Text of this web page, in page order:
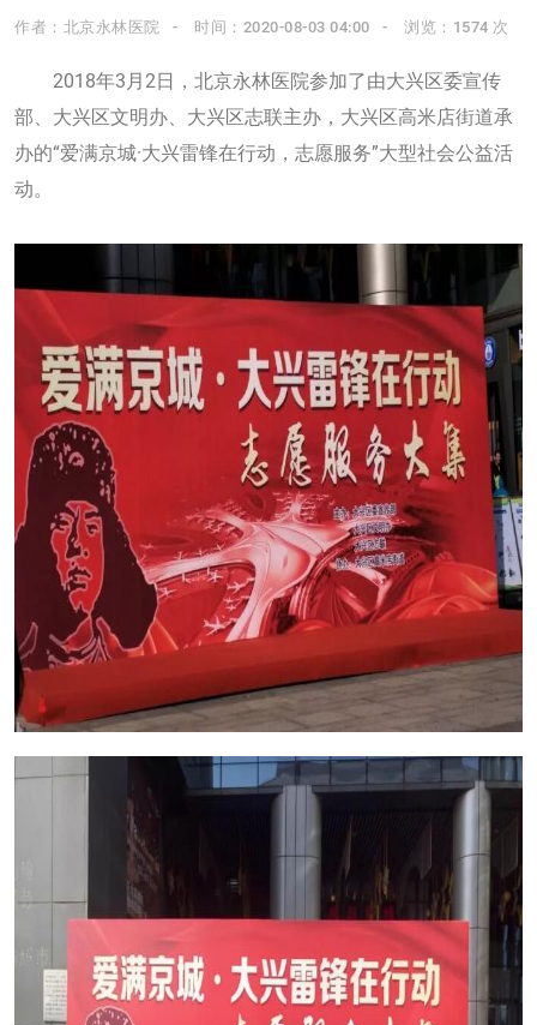
作者：北京永林医院 时间：2020-08-03 04:00 浏览：1574 次
2018年3月2日，北京永林医院参加了由大兴区委宣传
部、大兴区文明办、大兴区志联主办，大兴区高米店街道承
办的“爱满京城·大兴雷锋在行动，志愿服务”大型社会公益活
动。